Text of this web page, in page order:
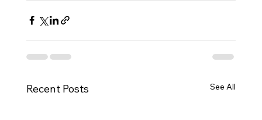
Recent Posts See All